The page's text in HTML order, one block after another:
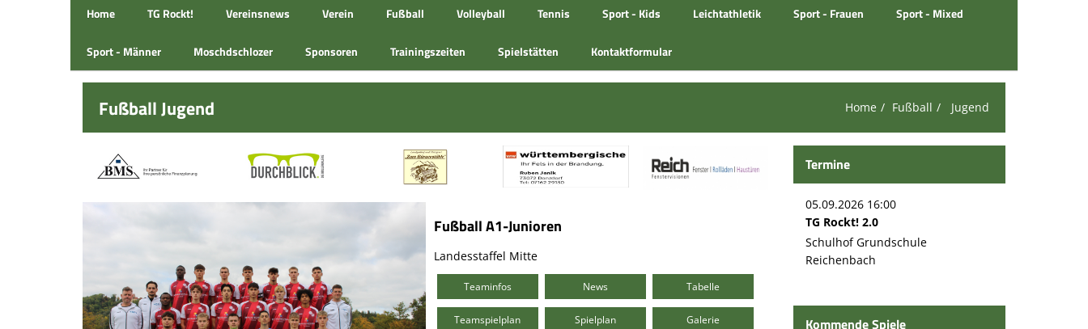
Home TG Rockt! Vereinsnews Verein Fußball Volleyball Tennis Sport - Kids Leichtathletik Sport - Frauen Sport - Mixed
Sport - Männer Moschdschlozer Sponsoren Trainingszeiten Spielstätten Kontaktformular
Fußball Jugend Home Fußball Jugend
Fußball A1-Junioren
Landesstaffel Mitte
Teaminfos News Tabelle
Teamspielplan Spielplan Galerie
Termine
05.09.2026 16:00
TG Rockt! 2.0
Schulhof Grundschule
Reichenbach
Kommende Spiele